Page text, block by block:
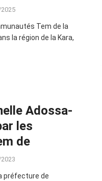
Tem de la
la région de la Kara,
Adossa-
les
de
préfecture de